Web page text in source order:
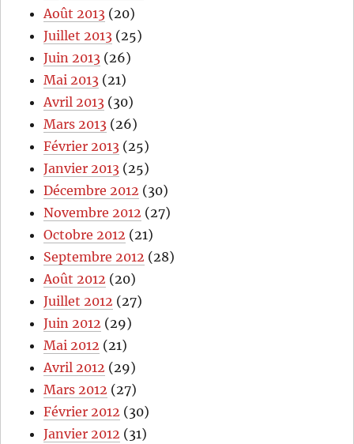
Août 2013 (20)
Juillet 2013 (25)
Juin 2013 (26)
Mai 2013 (21)
Avril 2013 (30)
Mars 2013 (26)
Février 2013 (25)
Janvier 2013 (25)
Décembre 2012 (30)
Novembre 2012 (27)
Octobre 2012 (21)
Septembre 2012 (28)
Août 2012 (20)
Juillet 2012 (27)
Juin 2012 (29)
Mai 2012 (21)
Avril 2012 (29)
Mars 2012 (27)
Février 2012 (30)
Janvier 2012 (31)